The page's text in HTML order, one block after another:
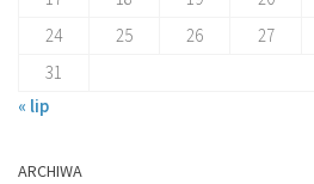
24
25 26 27
31
« lip
ARCHIWA